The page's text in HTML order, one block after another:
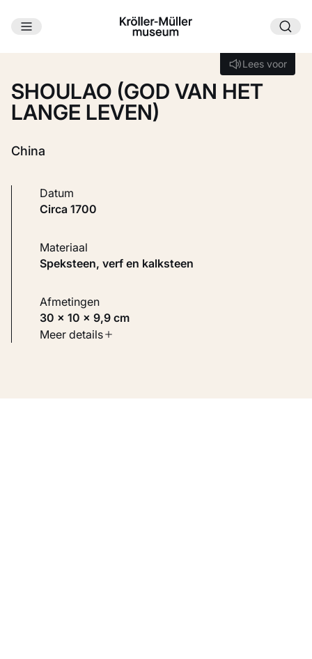
Ga naar hoofdinhoud
Lees voor
Lees voor
SHOULAO (GOD VAN HET
LANGE LEVEN)
China
Datum
circa 1700
Materiaal
Speksteen, verf en kalksteen
Afmetingen
30 × 10 × 9,9 cm
Soort werk
Meer details